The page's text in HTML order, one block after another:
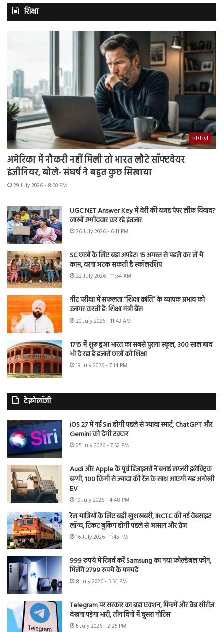
शिक्षा
वायरल
अमेरिका में नौकरी नहीं मिली तो भारत लौटे सॉफ्टवेयर
इंजीनियर, बोले- संघर्ष ने बहुत कुछ सिखाया
29 July 2026 - 8:00 PM
UGC NET Answer Key में देरी की वजह पेपर लीक विवाद?
लाखों उम्मीदवार कर रहे इंतजार
26 July 2026 - 6:11 PM
SC छात्रों के लिए बड़ा अपडेट! 15 अगस्त से पहले कर लें ये
काम, वरना अटक सकती है स्कॉलरशिप
22 July 2026 - 11:54 AM
नीट परीक्षा में सफलता “शिक्षा क्रांति” के व्यापक प्रभाव को
उजागर करती है: शिक्षा मंत्री बैंस
20 July 2026 - 11:43 AM
1715 में शुरू हुआ भारत का सबसे पुराना स्कूल, 300 साल बाद
भी दे रहा है हजारों छात्रों को शिक्षा
19 July 2026 - 7:14 PM
टेक्नोलॉजी
iOS 27 में नई Siri होगी पहले से ज्यादा स्मार्ट, ChatGPT और
Gemini को देगी टक्कर
25 July 2026 - 7:52 PM
Audi और Apple के पूर्व डिजाइनरों ने बनाई लग्जरी इलेक्ट्रिक
बग्गी, 100 किमी से ज्यादा की रेंज के साथ आएगी यह अनोखी
EV
19 July 2026 - 4:48 PM
रेल यात्रियों के लिए बड़ी खुशखबरी, IRCTC की नई वेबसाइट
लॉन्च, टिकट बुकिंग होगी पहले से आसान और तेज
16 July 2026 - 1:45 PM
999 रुपये में रिजर्व करें Samsung का नया फोल्डेबल फोन,
मिलेंगे 2799 रुपये के फायदे
8 July 2026 - 5:54 PM
Telegram पर सरकार का बड़ा एक्शन, फिल्में और वेब सीरीज
देखना पड़ेगा भारी, तीन दिनों में दूसरा नोटिस
5 July 2026 - 2:25 PM